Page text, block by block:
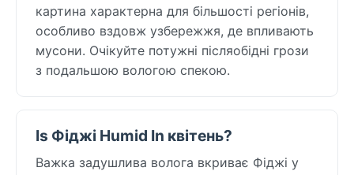
картина характерна для більшості регіонів,
особливо вздовж узбережжя, де впливають
мусони. Очікуйте потужні післяобідні грози
з подальшою вологою спекою.
Is Фіджі Humid In квітень?
Важка задушлива волога вкриває Фіджі у